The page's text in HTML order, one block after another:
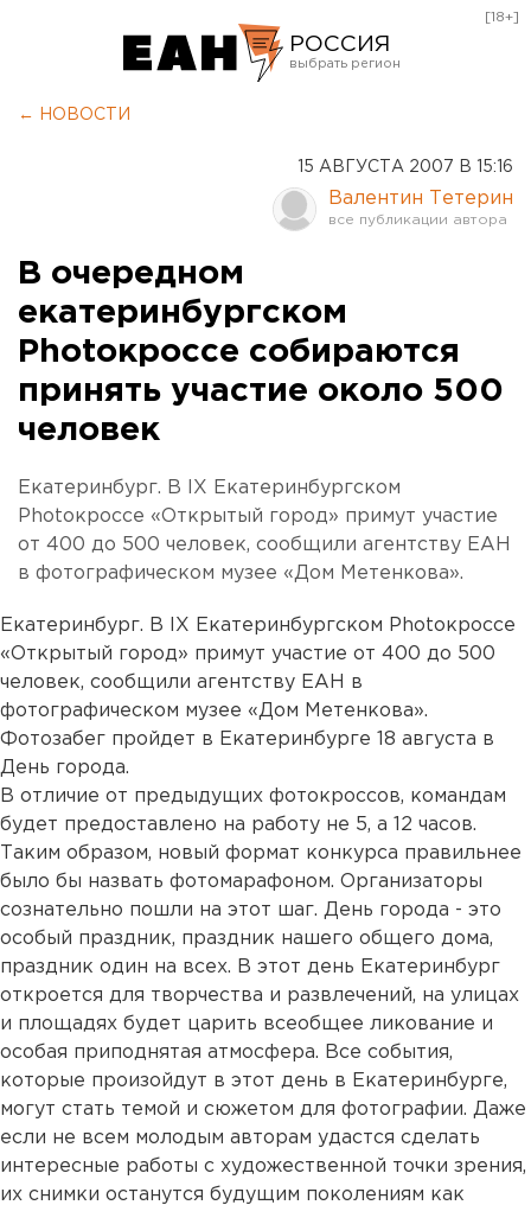
РОССИЯ
Курган
Оренбург
[18+]
← НОВОСТИ
15 АВГУСТА 2007 В 15:16
Валентин Тетерин
В очередном
екатеринбургском
Photoкроссе собираются
принять участие около 500
человек
Екатеринбург. В IX Екатеринбургском
Photoкроссе «Открытый город» примут участие
от 400 до 500 человек, сообщили агентству ЕАН
в фотографическом музее «Дом Метенкова».
Екатеринбург. В IX Екатеринбургском Photoкроссе
«Открытый город» примут участие от 400 до 500
человек, сообщили агентству ЕАН в
фотографическом музее «Дом Метенкова».
Фотозабег пройдет в Екатеринбурге 18 августа в
День города.
В отличие от предыдущих фотокроссов, командам
будет предоставлено на работу не 5, а 12 часов.
Таким образом, новый формат конкурса правильнее
было бы назвать фотомарафоном. Организаторы
сознательно пошли на этот шаг. День города - это
особый праздник, праздник нашего общего дома,
праздник один на всех. В этот день Екатеринбург
откроется для творчества и развлечений, на улицах
и площадях будет царить всеобщее ликование и
особая приподнятая атмосфера. Все события,
которые произойдут в этот день в Екатеринбурге,
могут стать темой и сюжетом для фотографии. Даже
если не всем молодым авторам удастся сделать
интересные работы с художественной точки зрения,
их снимки останутся будущим поколениям как